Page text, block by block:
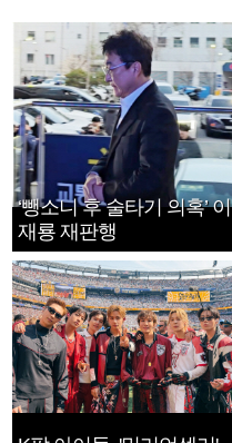
‘뺑소니 후 술타기 의혹’ 이
재룡 재판행